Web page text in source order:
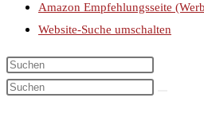
Amazon Empfehlungsseite
Website-Suche umschalten